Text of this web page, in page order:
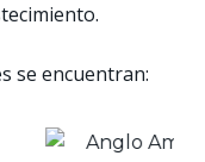
se encuentran: